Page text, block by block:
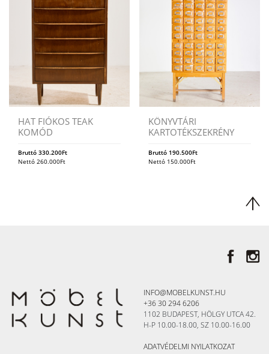
HAT FIÓKOS TEAK
KOMÓD
Bruttó 330.200Ft
Nettó 260.000Ft
KÖNYVTÁRI
KARTOTÉKSZEKRÉNY
Bruttó 190.500Ft
Nettó 150.000Ft
INFO@MOBELKUNST.HU
+36 30 294 6206
1102 BUDAPEST, HÖLGY UTCA 42.
H-P 10.00-18.00, SZ 10.00-16.00
ADATVÉDELMI NYILATKOZAT